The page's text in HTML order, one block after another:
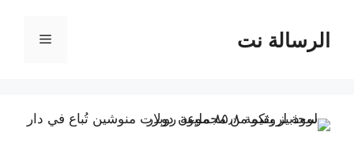
المحتوىالرسالة نت القائمة